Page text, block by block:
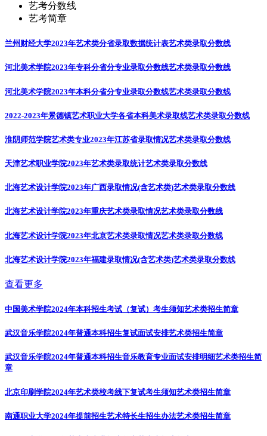
艺考分数线
艺考简章
兰州财经大学2023年艺术类分省录取数据统计表艺术类录取分数线
河北美术学院2023年专科分省分专业录取分数线艺术类录取分数线
河北美术学院2023年本科分省分专业录取分数线艺术类录取分数线
2022-2023年景德镇艺术职业大学各省本科美术录取线艺术类录取分数线
淮阴师范学院艺术类专业2023年江苏省录取情况艺术类录取分数线
天津艺术职业学院2023年艺术类录取统计艺术类录取分数线
北海艺术设计学院2023年广西录取情况(含艺术类)艺术类录取分数线
北海艺术设计学院2023年重庆艺术类录取情况艺术类录取分数线
北海艺术设计学院2023年北京艺术类录取情况艺术类录取分数线
北海艺术设计学院2023年福建录取情况(含艺术类)艺术类录取分数线
查看更多
中国美术学院2024年本科招生考试（复试）考生须知艺术类招生简章
武汉音乐学院2024年普通本科招生复试面试安排艺术类招生简章
武汉音乐学院2024年普通本科招生音乐教育专业面试安排明细艺术类招生简
章
北京印刷学院2024年艺术类校考线下复试考生须知艺术类招生简章
南通职业大学2024年提前招生艺术特长生招生办法艺术类招生简章